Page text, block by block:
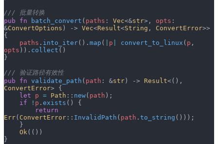
/// 批量转换
pub fn batch_convert ( paths : Vec<&str>, opts :
&ConvertOptions ) -> Vec<Result<String , ConvertError>>
{
    paths
. into_iter(). map ( p convert_to_linux ( p
opts )). collect ()
}
/// 验证路径有效性
pub fn validate_path ( path : &str ) -> Result
ConvertError> {
    let
p = Path :: new( path );
    if
! p . exists () {
        return
Err( ConvertError :: InvalidPath ( path . to_string ()));
    }
    Ok
(())
}